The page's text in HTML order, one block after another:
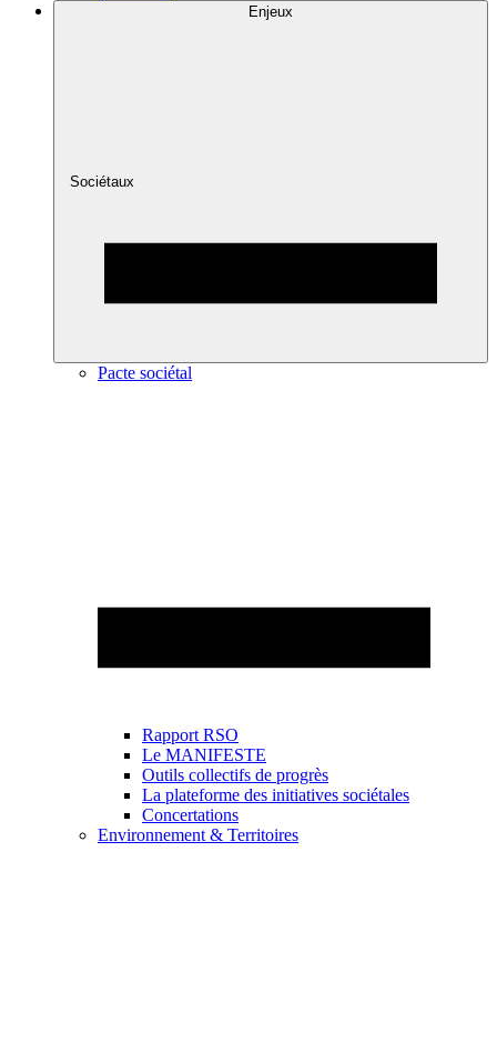
Enjeux
Sociétaux
Pacte sociétal
Rapport RSO
Le MANIFESTE
Outils collectifs de progrès
La plateforme des initiatives sociétales
Concertations
Environnement & Territoires